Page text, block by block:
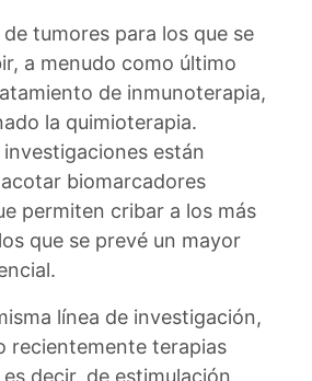
tumores para los que se
a menudo como último
de inmunoterapia,
la quimioterapia.
están
biomarcadores
permiten cribar a los más
que se prevé un mayor
línea de investigación,
recientemente terapias